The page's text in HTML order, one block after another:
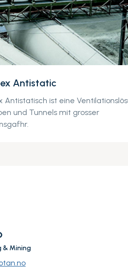
Antistatic
Antistatisch ist eine
und Tunnels mit grosser
& Mining